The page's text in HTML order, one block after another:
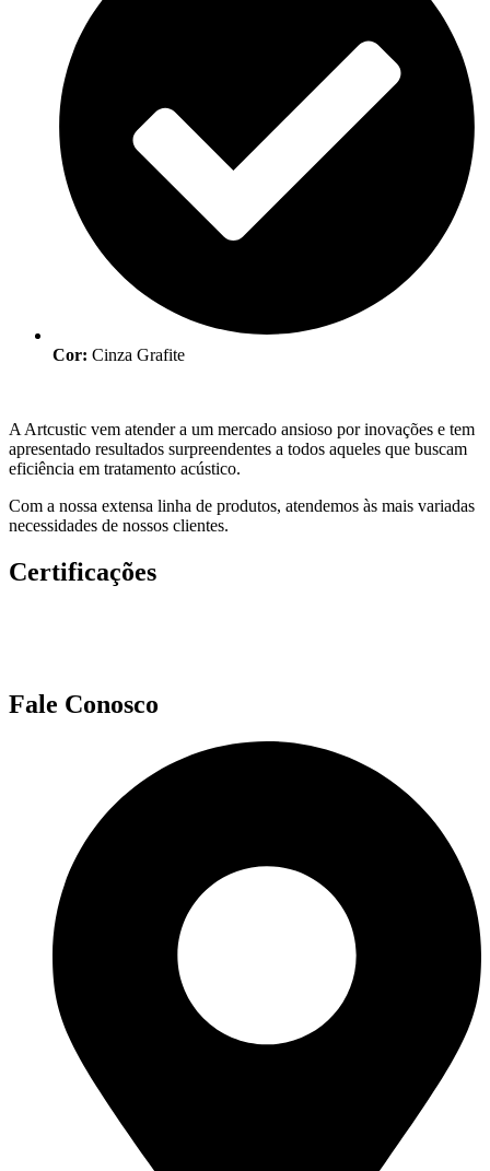
Cor: Cinza Grafite
A Artcustic vem atender a um mercado ansioso por inovações e tem
apresentado resultados surpreendentes a todos aqueles que buscam
eficiência em tratamento acústico.
Com a nossa extensa linha de produtos, atendemos às mais variadas
necessidades de nossos clientes.
Certificações
Fale Conosco